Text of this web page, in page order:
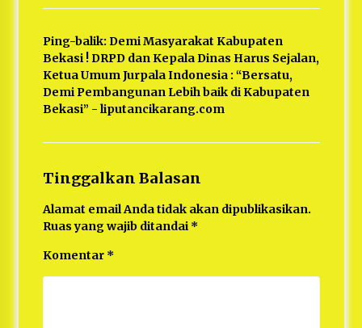
Ping-balik: Demi Masyarakat Kabupaten
Bekasi ! DRPD dan Kepala Dinas Harus Sejalan,
Ketua Umum Jurpala Indonesia : “Bersatu,
Demi Pembangunan Lebih baik di Kabupaten
Bekasi” - liputancikarang.com
Tinggalkan Balasan
Alamat email Anda tidak akan dipublikasikan.
Ruas yang wajib ditandai *
Komentar *